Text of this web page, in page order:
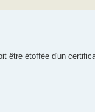
être étoffée d'un